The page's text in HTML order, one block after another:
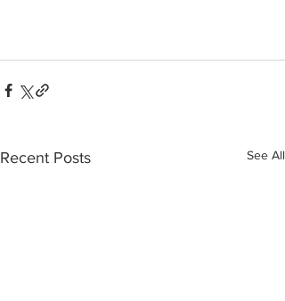
Recent Posts See All